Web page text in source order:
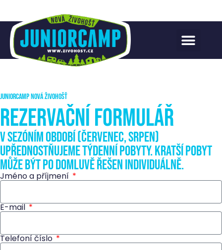
juniorcamp nová živohošť
Rezervační formulář
V sezóním období (červenec, srpen)
upřednostňujeme týdenní pobyty. Kratší pobyt
může být po domluvě řešen individuálně.
Jméno a příjmení
E-mail
Telefoní číslo